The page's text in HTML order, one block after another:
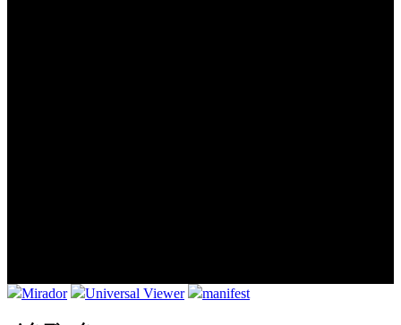
Mirador Universal Viewer manifest